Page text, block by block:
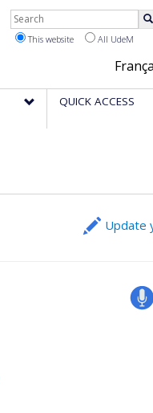
de
la
Rechercher
This website All UdeM
QUICK ACCESS
Update